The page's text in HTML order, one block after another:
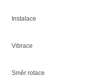
Instalace
Vibrace
Směr rotace